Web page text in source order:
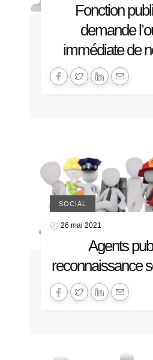
Fonction
demande
immédiate de
SOCIAL
26 mai 2021
Agents
reconnaissance